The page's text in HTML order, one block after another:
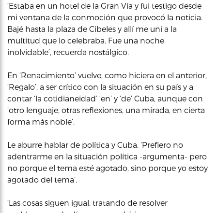
‘Estaba en un hotel de la Gran Vía y fui testigo desde
mi ventana de la conmoción que provocó la noticia.
Bajé hasta la plaza de Cibeles y allí me uní a la
multitud que lo celebraba. Fue una noche
inolvidable’, recuerda nostálgico.
En ‘Renacimiento’ vuelve, como hiciera en el anterior,
‘Regalo’, a ser crítico con la situación en su país y a
contar ‘la cotidianeidad’ ‘en’ y ‘de’ Cuba, aunque con
‘otro lenguaje, otras reflexiones, una mirada, en cierta
forma más noble’.
Le aburre hablar de política y Cuba. ‘Prefiero no
adentrarme en la situación política -argumenta- pero
no porque el tema esté agotado, sino porque yo estoy
agotado del tema’.
‘Las cosas siguen igual, tratando de resolver